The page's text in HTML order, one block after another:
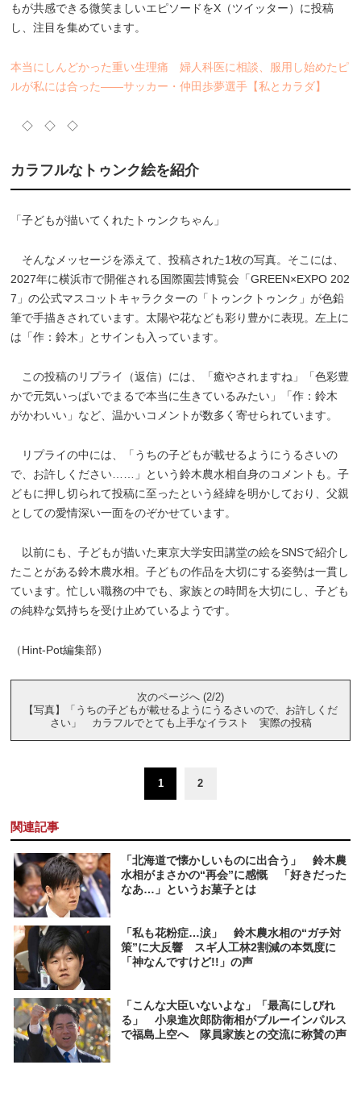
もが共感できる微笑ましいエピソードをX（ツイッター）に投稿
し、注目を集めています。
本当にしんどかった重い生理痛 婦人科医に相談、服用し始めたピ
ルが私には合った――サッカー・仲田歩夢選手【私とカラダ】
◇ ◇ ◇
カラフルなトゥンク絵を紹介
「子どもが描いてくれたトゥンクちゃん」
そんなメッセージを添えて、投稿された1枚の写真。そこには、
2027年に横浜市で開催される国際園芸博覧会「GREEN×EXPO 202
7」の公式マスコットキャラクターの「トゥンクトゥンク」が色鉛
筆で手描きされています。太陽や花なども彩り豊かに表現。左上に
は「作：鈴木」とサインも入っています。
この投稿のリプライ（返信）には、「癒やされますね」「色彩豊
かで元気いっぱいでまるで本当に生きているみたい」「作：鈴木
がかわいい」など、温かいコメントが数多く寄せられています。
リプライの中には、「うちの子どもが載せるようにうるさいの
で、お許しください……」という鈴木農水相自身のコメントも。子
どもに押し切られて投稿に至ったという経緯を明かしており、父親
としての愛情深い一面をのぞかせています。
以前にも、子どもが描いた東京大学安田講堂の絵をSNSで紹介し
たことがある鈴木農水相。子どもの作品を大切にする姿勢は一貫し
ています。忙しい職務の中でも、家族との時間を大切にし、子ども
の純粋な気持ちを受け止めているようです。
（Hint-Pot編集部）
次のページへ (2/2)
【写真】「うちの子どもが載せるようにうるさいので、お許しくだ
さい」 カラフルでとても上手なイラスト 実際の投稿
1 2
関連記事
「北海道で懐かしいものに出合う」 鈴木農
水相がまさかの“再会”に感慨 「好きだった
なあ…」というお菓子とは
「私も花粉症…涙」 鈴木農水相の“ガチ対
策”に大反響 スギ人工林2割減の本気度に
「神なんですけど!!」の声
「こんな大臣いないよな」「最高にしびれ
る」 小泉進次郎防衛相がブルーインパルス
で福島上空へ 隊員家族との交流に称賛の声